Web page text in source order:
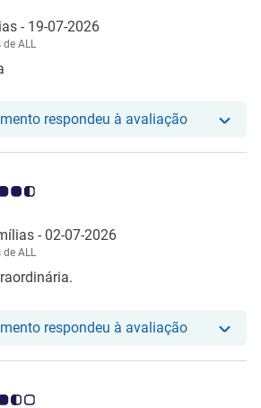
- 19-07-2026
ALL
respondeu à avaliaçãoO nosso
Avis 4.5/5
- 02-07-2026
ALL
respondeu à avaliaçãoO nosso
Avis 3.5/5